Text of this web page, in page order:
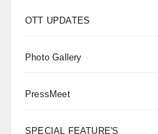
OTT UPDATES
Photo Gallery
PressMeet
SPECIAL FEATURE'S